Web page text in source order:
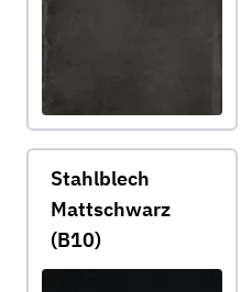
Stahlblech
Mattschwarz
(B10)